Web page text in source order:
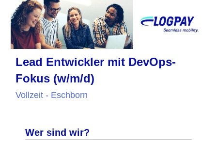
Lead Entwickler mit DevOps-
Fokus (w/m/d)
Vollzeit - Eschborn
Wer sind wir?